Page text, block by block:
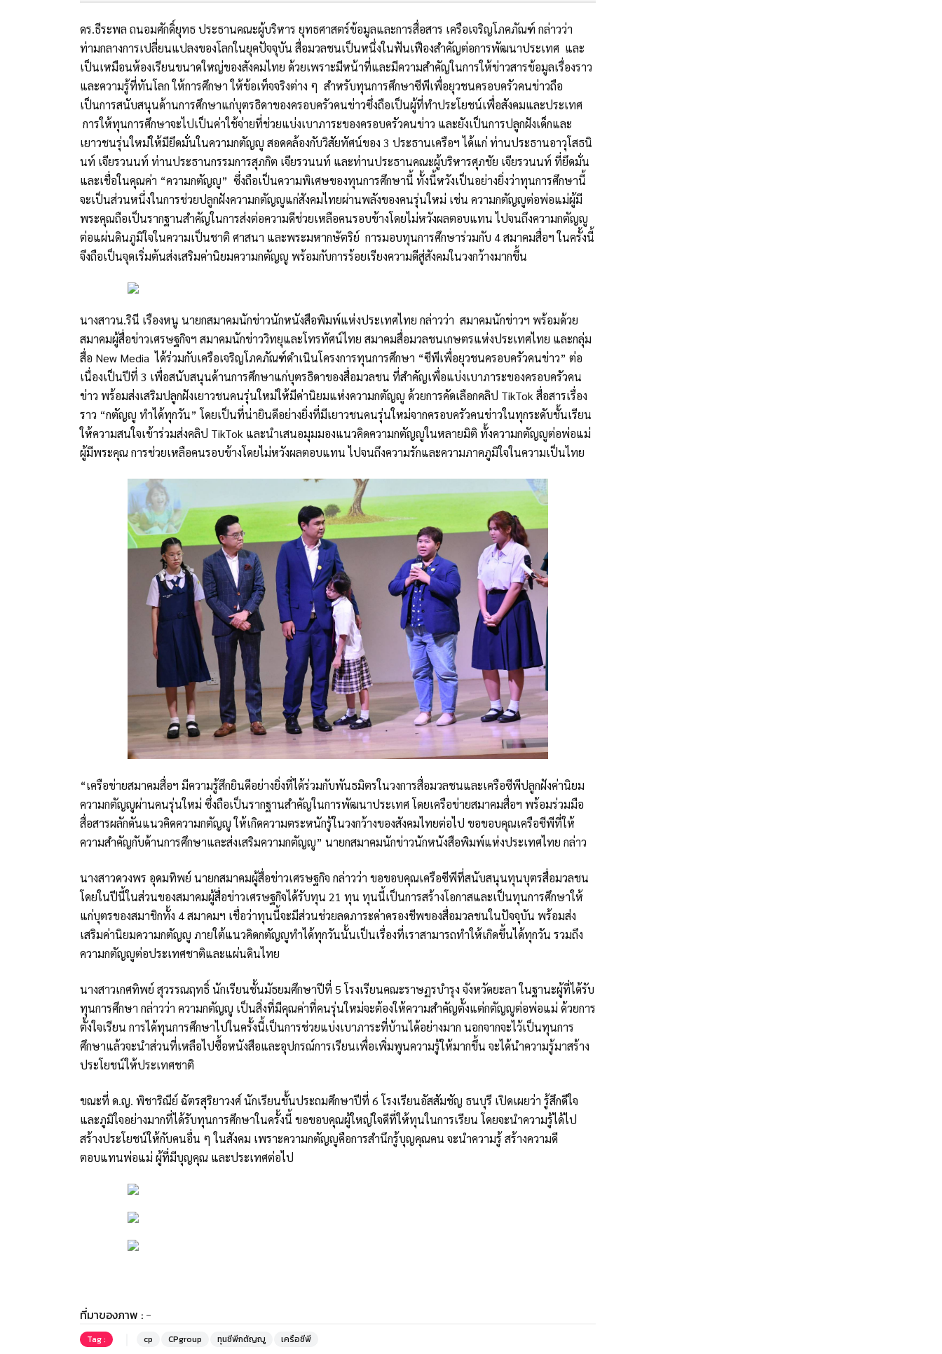
ดร.ธีระพล ถนอมศักดิ์ยุทธ ประธานคณะผู้บริหาร ยุทธศาสตร์ข้อมูลและการสื่อสาร เครือเจริญโภคภัณฑ์ กล่าวว่า
ท่ามกลางการเปลี่ยนแปลงของโลกในยุคปัจจุบัน สื่อมวลชนเป็นหนึ่งในฟันเฟืองสำคัญต่อการพัฒนาประเทศ และ
เป็นเหมือนห้องเรียนขนาดใหญ่ของสังคมไทย ด้วยเพราะมีหน้าที่และมีความสำคัญในการให้ข่าวสารข้อมูลเรื่องราว
และความรู้ที่ทันโลก ให้การศึกษา ให้ข้อเท็จจริงต่าง ๆ สำหรับทุนการศึกษาซีพีเพื่อยุวชนครอบครัวคนข่าวถือ
เป็นการสนับสนุนด้านการศึกษาแก่บุตรธิดาของครอบครัวคนข่าวซึ่งถือเป็นผู้ที่ทำประโยชน์เพื่อสังคมและประเทศ
การให้ทุนการศึกษาจะไปเป็นค่าใช้จ่ายที่ช่วยแบ่งเบาภาระของครอบครัวคนข่าว และยังเป็นการปลูกฝังเด็กและ
เยาวชนรุ่นใหม่ให้มียึดมั่นในความกตัญญู สอดคล้องกับวิสัยทัศน์ของ 3 ประธานเครือฯ ได้แก่ ท่านประธานอาวุโสธนิ
นท์ เจียรวนนท์ ท่านประธานกรรมการสุภกิต เจียรวนนท์ และท่านประธานคณะผู้บริหารศุภชัย เจียรวนนท์ ที่ยึดมั่น
และเชื่อในคุณค่า “ความกตัญญู” ซึ่งถือเป็นความพิเศษของทุนการศึกษานี้ ทั้งนี้หวังเป็นอย่างยิ่งว่าทุนการศึกษานี้
จะเป็นส่วนหนึ่งในการช่วยปลูกฝังความกตัญญูแก่สังคมไทยผ่านพลังของคนรุ่นใหม่ เช่น ความกตัญญูต่อพ่อแม่ผู้มี
พระคุณถือเป็นรากฐานสำคัญในการส่งต่อความดีช่วยเหลือคนรอบข้างโดยไม่หวังผลตอบแทน ไปจนถึงความกตัญญู
ต่อแผ่นดินภูมิใจในความเป็นชาติ ศาสนา และพระมหากษัตริย์ การมอบทุนการศึกษาร่วมกับ 4 สมาคมสื่อฯ ในครั้งนี้
จึงถือเป็นจุดเริ่มต้นส่งเสริมค่านิยมความกตัญญู พร้อมกับการร้อยเรียงความดีสู่สังคมในวงกว้างมากขึ้น
นางสาวน.รินี เรืองหนู นายกสมาคมนักข่าวนักหนังสือพิมพ์แห่งประเทศไทย กล่าวว่า สมาคมนักข่าวฯ พร้อมด้วย
สมาคมผู้สื่อข่าวเศรษฐกิจฯ สมาคมนักข่าววิทยุและโทรทัศน์ไทย สมาคมสื่อมวลชนเกษตรแห่งประเทศไทย และกลุ่ม
สื่อ New Media ได้ร่วมกับเครือเจริญโภคภัณฑ์ดำเนินโครงการทุนการศึกษา “ซีพีเพื่อยุวชนครอบครัวคนข่าว” ต่อ
เนื่องเป็นปีที่ 3 เพื่อสนับสนุนด้านการศึกษาแก่บุตรธิดาของสื่อมวลชน ที่สำคัญเพื่อแบ่งเบาภาระของครอบครัวคน
ข่าว พร้อมส่งเสริมปลูกฝังเยาวชนคนรุ่นใหม่ให้มีค่านิยมแห่งความกตัญญู ด้วยการคัดเลือกคลิป TikTok สื่อสารเรื่อง
ราว “กตัญญู ทำได้ทุกวัน” โดยเป็นที่น่ายินดีอย่างยิ่งที่มีเยาวชนคนรุ่นใหม่จากครอบครัวคนข่าวในทุกระดับชั้นเรียน
ให้ความสนใจเข้าร่วมส่งคลิป TikTok และนำเสนอมุมมองแนวคิดความกตัญญูในหลายมิติ ทั้งความกตัญญูต่อพ่อแม่
ผู้มีพระคุณ การช่วยเหลือคนรอบข้างโดยไม่หวังผลตอบแทน ไปจนถึงความรักและความภาคภูมิใจในความเป็นไทย
“เครือข่ายสมาคมสื่อฯ มีความรู้สึกยินดีอย่างยิ่งที่ได้ร่วมกับพันธมิตรในวงการสื่อมวลชนและเครือซีพีปลูกฝังค่านิยม
ความกตัญญูผ่านคนรุ่นใหม่ ซึ่งถือเป็นรากฐานสำคัญในการพัฒนาประเทศ โดยเครือข่ายสมาคมสื่อฯ พร้อมร่วมมือ
สื่อสารผลักดันแนวคิดความกตัญญู ให้เกิดความตระหนักรู้ในวงกว้างของสังคมไทยต่อไป ขอขอบคุณเครือซีพีที่ให้
ความสำคัญกับด้านการศึกษาและส่งเสริมความกตัญญู” นายกสมาคมนักข่าวนักหนังสือพิมพ์แห่งประเทศไทย กล่าว
นางสาวดวงพร อุดมทิพย์ นายกสมาคมผู้สื่อข่าวเศรษฐกิจ กล่าวว่า ขอขอบคุณเครือซีพีที่สนับสนุนทุนบุตรสื่อมวลชน
โดยในปีนี้ในส่วนของสมาคมผู้สื่อข่าวเศรษฐกิจได้รับทุน 21 ทุน ทุนนี้เป็นการสร้างโอกาสและเป็นทุนการศึกษาให้
แก่บุตรของสมาชิกทั้ง 4 สมาคมฯ เชื่อว่าทุนนี้จะมีส่วนช่วยลดภาระค่าครองชีพของสื่อมวลชนในปัจจุบัน พร้อมส่ง
เสริมค่านิยมความกตัญญู ภายใต้แนวคิดกตัญญูทำได้ทุกวันนั้นเป็นเรื่องที่เราสามารถทำให้เกิดขึ้นได้ทุกวัน รวมถึง
ความกตัญญูต่อประเทศชาติและแผ่นดินไทย
นางสาวเกศทิพย์ สุวรรณฤทธิ์ นักเรียนชั้นมัธยมศึกษาปีที่ 5 โรงเรียนคณะราษฏรบำรุง จังหวัดยะลา ในฐานะผู้ที่ได้รับ
ทุนการศึกษา กล่าวว่า ความกตัญญู เป็นสิ่งที่มีคุณค่าที่คนรุ่นใหม่จะต้องให้ความสำคัญตั้งแต่กตัญญูต่อพ่อแม่ ด้วยการ
ตั้งใจเรียน การได้ทุนการศึกษาไปในครั้งนี้เป็นการช่วยแบ่งเบาภาระที่บ้านได้อย่างมาก นอกจากจะไว้เป็นทุนการ
ศึกษาแล้วจะนำส่วนที่เหลือไปซื้อหนังสือและอุปกรณ์การเรียนเพื่อเพิ่มพูนความรู้ให้มากขึ้น จะได้นำความรู้มาสร้าง
ประโยชน์ให้ประเทศชาติ
ขณะที่ ด.ญ. พิชาริณีย์ ฉัตรสุริยาวงศ์ นักเรียนชั้นประถมศึกษาปีที่ 6 โรงเรียนอัสสัมชัญ ธนบุรี เปิดเผยว่า รู้สึกดีใจ
และภูมิใจอย่างมากที่ได้รับทุนการศึกษาในครั้งนี้ ขอขอบคุณผู้ใหญ่ใจดีที่ให้ทุนในการเรียน โดยจะนำความรู้ได้ไป
สร้างประโยชน์ให้กับคนอื่น ๆ ในสังคม เพราะความกตัญญูคือการสำนึกรู้บุญคุณคน จะนำความรู้ สร้างความดี
ตอบแทนพ่อแม่ ผู้ที่มีบุญคุณ และประเทศต่อไป
ที่มาของภาพ : -
Tag : cp CPgroup ทุนซีพีกตัญญู เครือซีพี